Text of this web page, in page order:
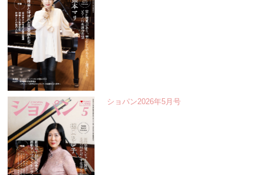
ショパン2026年5月号